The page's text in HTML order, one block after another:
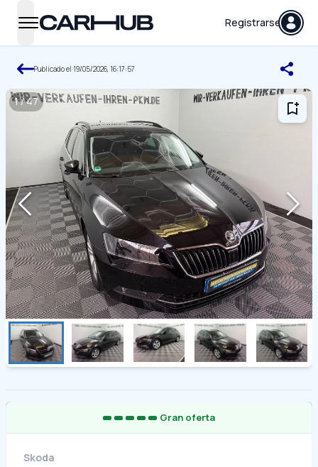
open navigation menu
Carhub Registrarse
Publicado el 19/05/2026, 16:17:57
1/47
Gran oferta
Skoda